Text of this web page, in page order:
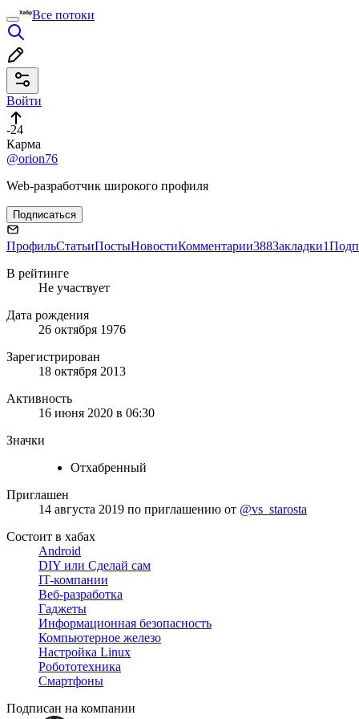
Все потоки
Войти
-24
Карма
@orion76
Web-разработчик широкого профиля
Подписаться
ПрофильСтатьиПостыНовостиКомментарии388Закладки1
В рейтинге
Не участвует
Дата рождения
26 октября 1976
Зарегистрирован
18 октября 2013
Активность
16 июня 2020 в 06:30
Значки
Отхабренный
Приглашен
14 августа 2019 по приглашению от @vs_starosta
Состоит в хабах
Android
DIY или Сделай сам
IT-компании
Веб-разработка
Гаджеты
Информационная безопасность
Компьютерное железо
Настройка Linux
Робототехника
Смартфоны
Подписан на компании